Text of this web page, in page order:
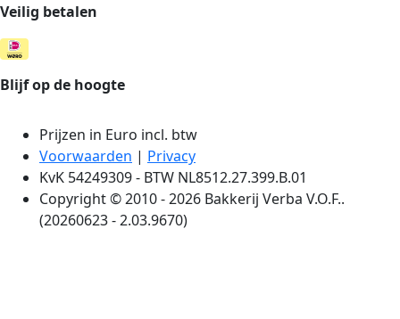
Veilig betalen
Blijf op de hoogte
Prijzen in Euro incl. btw
Voorwaarden | Privacy
KvK 54249309 - BTW NL8512.27.399.B.01
Copyright © 2010 - 2026 Bakkerij Verba V.O.F..
(20260623 - 2.03.9670)